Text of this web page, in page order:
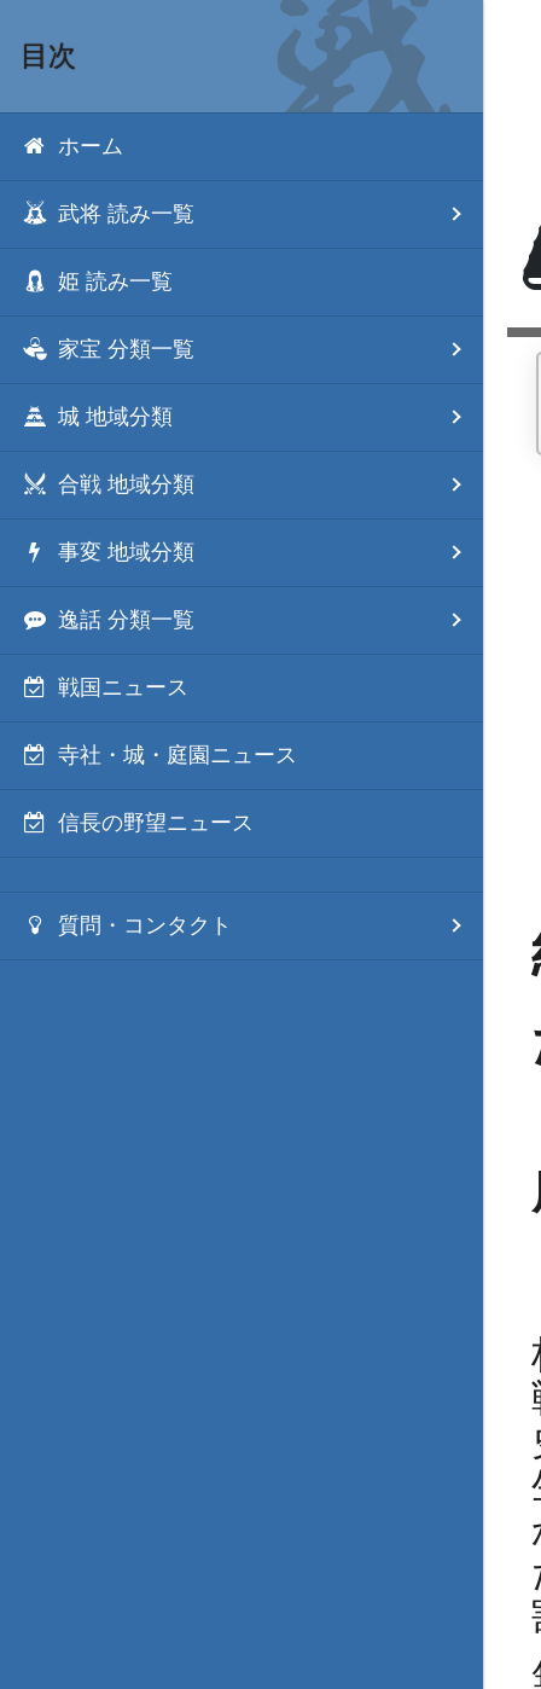
目次
ホーム
武将 読み一覧
姫 読み一覧
家宝 分類一覧
城 地域分類
合戦 地域分類
事変 地域分類
逸話 分類一覧
戦国ニュース
寺社・城・庭園ニュース
信長の野望ニュース
質問・コンタクト